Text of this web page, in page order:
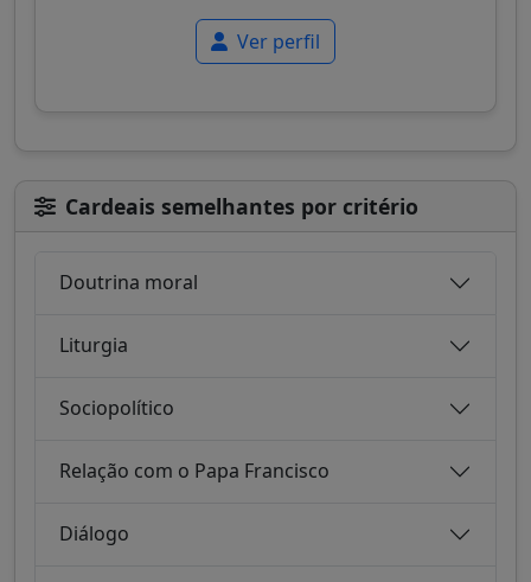
Ver perfil
Cardeais semelhantes por critério
Doutrina moral
Liturgia
Sociopolítico
Relação com o Papa Francisco
Diálogo